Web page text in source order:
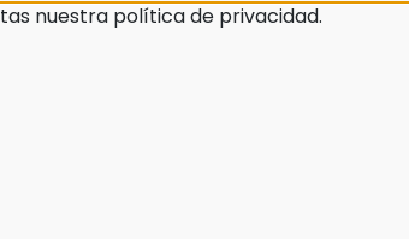
nuestra política de privacidad.